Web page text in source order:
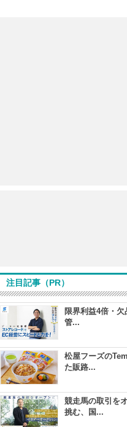
注目記事（PR）
限界利益4倍・
管...
松屋フーズの
た販路...
競走馬の取引を
挑む、国...